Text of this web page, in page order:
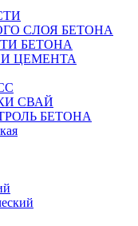
СЛОЯ БЕТОНА
БЕТОНА
ЦЕМЕНТА
СВАЙ
БЕТОНА